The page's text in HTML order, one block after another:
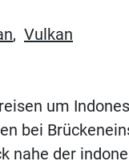
, Vulkan
um
bei
nahe der